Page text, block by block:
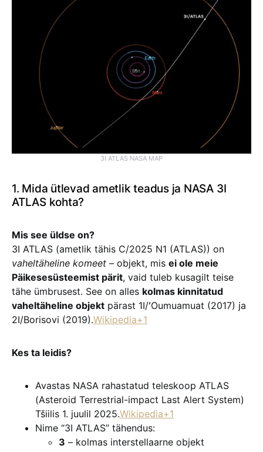
3I ATLAS NASA MAP
1. Mida ütlevad ametlik teadus ja NASA 3I
ATLAS kohta?
Mis see üldse on?
3I ATLAS (ametlik tähis C/2025 N1 (ATLAS)) on
vaheltäheline komeet – objekt, mis ei ole meie
Päikesesüsteemist pärit, vaid tuleb kusagilt teise
tähe ümbrusest. See on alles kolmas kinnitatud
vaheltäheline objekt pärast 1I/ʻOumuamuat (2017) ja
2I/Borisovi (2019).Wikipedia+1
Kes ta leidis?
Avastas NASA rahastatud teleskoop ATLAS
(Asteroid Terrestrial-impact Last Alert System)
Tšiilis 1. juulil 2025.Wikipedia+1
Nime “3I ATLAS” tähendus:
3 – kolmas interstellaarne objekt